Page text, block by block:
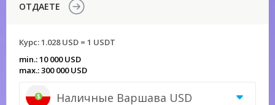
ОТДАЕТЕ
Курс:1.028 USD = 1 USDT
min.: 10 000 USD
max.: 300 000 USD
Наличные Варшава USD